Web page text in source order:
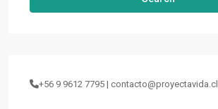
+56 9 9612 7795 | contacto@proyectavida.cl